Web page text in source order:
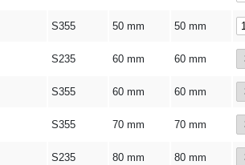
S355 50 mm 50 mm
S235 60 mm 60 mm
S355 60 mm 60 mm
S355 70 mm 70 mm
S235 80 mm 80 mm